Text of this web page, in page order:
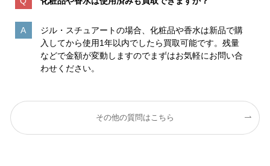
ジル・スチュアートの場合、化粧品や香水は新品で購
入してから使用1年以内でしたら買取可能です。残量
などで金額が変動しますのでまずはお気軽にお問い合
わせください。
その他の質問はこちら